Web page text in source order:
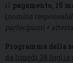
il pagamento, 15
(nomina
partecipanti +
Programma della
da lunedì 28 luglio